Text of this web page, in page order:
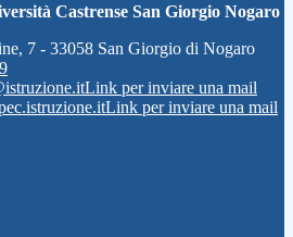
Castrense San Giorgio Nogaro
7 - 33058 San Giorgio di Nogaro
Link per inviare una mail
Link per inviare una mail